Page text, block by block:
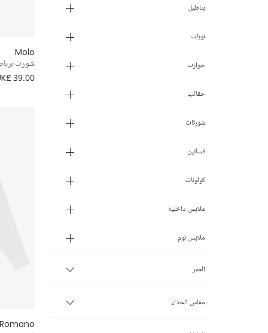
بناطيل
توبات
جوارب
حقائب
شورتات
فساتين
كولونات
ملابس داخلية
ملابس نوم
العمر
الأطفال الخدج
0 شهر
مقاس الحذاء
Molo
شورت
39.00
Romano